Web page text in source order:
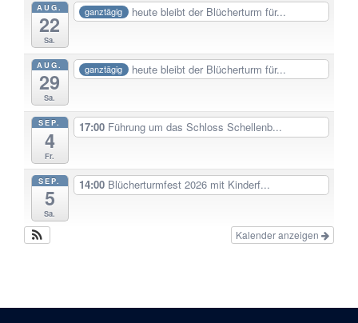
AUG.
22
Sa.
ganztägig heute bleibt der Blücherturm für...
AUG.
29
Sa.
ganztägig heute bleibt der Blücherturm für...
SEP.
4
Fr.
17:00 Führung um das Schloss Schellenb...
SEP.
5
Sa.
14:00 Blücherturmfest 2026 mit Kinderf...
Kalender anzeigen